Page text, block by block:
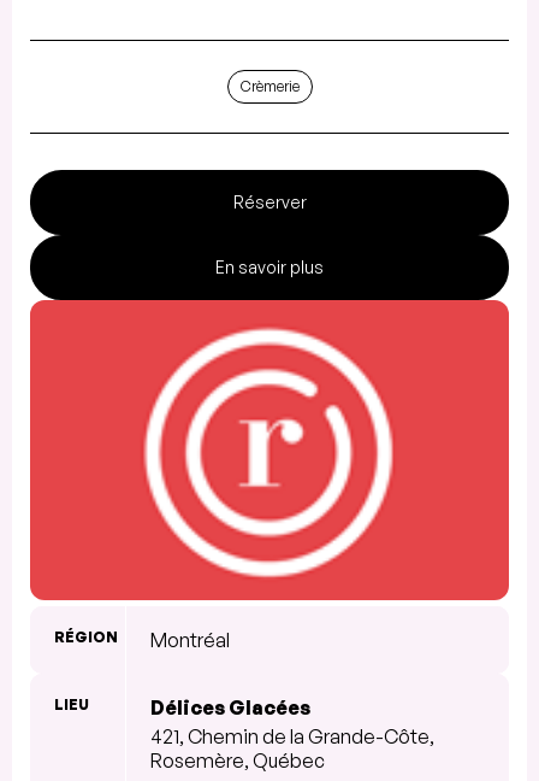
Crèmerie
Réserver
En savoir plus
RÉGION Montréal
LIEU
Délices Glacées
421, Chemin de la Grande-Côte,
Rosemère, Québec